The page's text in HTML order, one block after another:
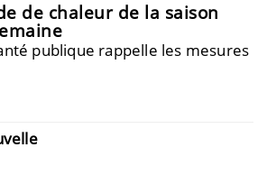
de chaleur de la saison
publique rappelle les mesures